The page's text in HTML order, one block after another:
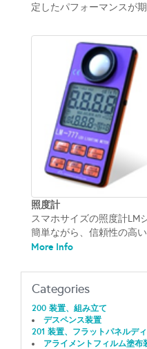
定したパフォーマンスが
照度計
スマホサイズの照度計LM
簡単ながら、信頼性の高
More Info
Categories
200 装置、組み立て
デスペンス装置
201 装置、フラットパネルデ
アライメントフィルム塗布